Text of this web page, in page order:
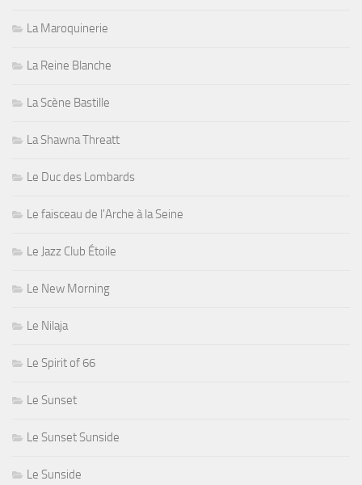
La Maroquinerie
La Reine Blanche
La Scène Bastille
La Shawna Threatt
Le Duc des Lombards
Le faisceau de l'Arche à la Seine
Le Jazz Club Étoile
Le New Morning
Le Nilaja
Le Spirit of 66
Le Sunset
Le Sunset Sunside
Le Sunside